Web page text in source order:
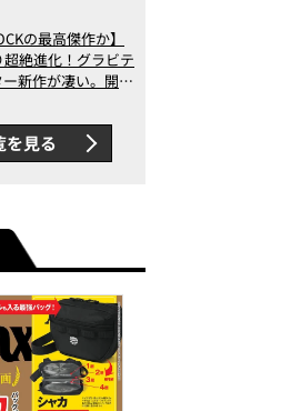
の最高傑作か】
超絶進化！グラビテ
新作が凄い。開発
ントの衝撃
を見る